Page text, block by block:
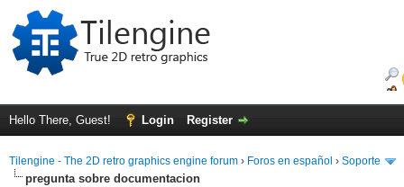
Hello There, Guest! Login Register
Tilengine - The 2D retro graphics engine forum › Foros en español › Soporte
pregunta sobre documentacion